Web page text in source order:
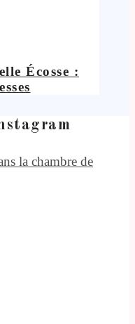
Écosse :
la chambre de